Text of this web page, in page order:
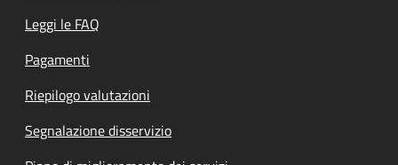
Leggi le FAQ
Pagamenti
Riepilogo valutazioni
Segnalazione disservizio